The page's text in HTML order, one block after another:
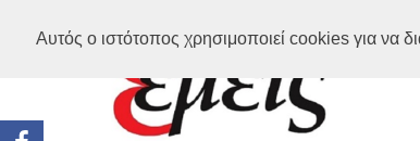
Αυτός ο ιστότοπος χρησιμοποιεί cookies για να